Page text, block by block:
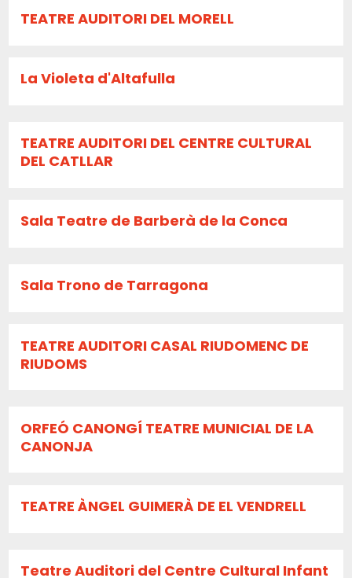
TEATRE AUDITORI DEL MORELL
La Violeta d'Altafulla
TEATRE AUDITORI DEL CENTRE CULTURAL
DEL CATLLAR
Sala Teatre de Barberà de la Conca
Sala Trono de Tarragona
TEATRE AUDITORI CASAL RIUDOMENC DE
RIUDOMS
ORFEÓ CANONGÍ TEATRE MUNICIAL DE LA
CANONJA
TEATRE ÀNGEL GUIMERÀ DE EL VENDRELL
Teatre Auditori del Centre Cultural Infant